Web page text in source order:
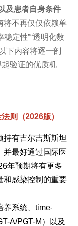
及患者自身条件
将不再仅仅依赖单
定性”“透明化数
下内容将逐一剖
验证的优质机
则（2026版）
持有吉尔吉斯斯坦
并最好通过国际医
年预期将有更多
和感染控制的重要
养系统、time-
A/PGT-M）以及